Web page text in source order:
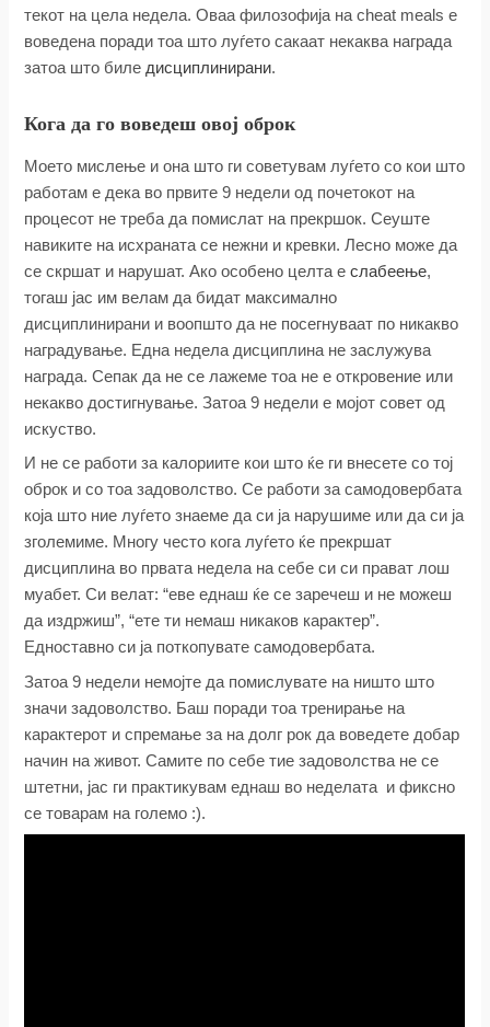
текот на цела недела. Оваа филозофија на cheat meals е
воведена поради тоа што луѓето сакаат некаква награда
затоа што биле дисциплинирани.
Кога да го воведеш овој оброк
Моето мислење и она што ги советувам луѓето со кои што
работам е дека во првите 9 недели од почетокот на
процесот не треба да помислат на прекршок. Сеуште
навиките на исхраната се нежни и кревки. Лесно може да
се скршат и нарушат. Ако особено целта еслабеење,
тогаш јас им велам да бидат максимално
дисциплинирани и воопшто да не посегнуваат по никакво
наградување. Една недела дисциплина не заслужува
награда. Сепак да не се лажеме тоа не е откровение или
некакво достигнување. Затоа 9 недели е мојот совет од
искуство.
И не се работи за калориите кои што ќе ги внесете со тој
оброк и со тоа задоволство. Се работи за самодовербата
која што ние луѓето знаеме да си ја нарушиме или да си ја
зголемиме. Многу често кога луѓето ќе прекршат
дисциплина во првата недела на себе си си прават лош
муабет. Си велат: “еве еднаш ќе се заречеш и не можеш
да издржиш”, “ете ти немаш никаков карактер”.
Едноставно си ја поткопувате самодовербата.
Затоа 9 недели немојте да помислувате на ништо што
значи задоволство. Баш поради тоа тренирање на
карактерот и спремање за на долг рок да воведете добар
начин на живот. Самите по себе тие задоволства не се
штетни, јас ги практикувам еднаш во неделата и фиксно
се товарам на големо :).